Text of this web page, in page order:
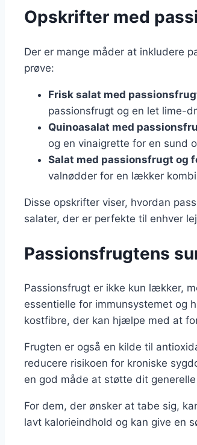
Opskrifter med
Der er mange måder at inkludere
prøve:
Frisk salat med
passionsfrugt og en let lime-
Quinoasalat med
og en vinaigrette for en sund
Salat med passionsfrugt og
valnødder for en lækker
Disse opskrifter viser, hvordan
salater, der er perfekte til enhver
Passionsfrugtens
Passionsfrugt er ikke kun lækker,
essentielle for immunsystemet og
kostfibre, der kan hjælpe med at
Frugten er også en kilde til
reducere risikoen for kroniske
en god måde at støtte dit
For dem, der ønsker at tabe sig,
lavt kalorieindhold og kan give en